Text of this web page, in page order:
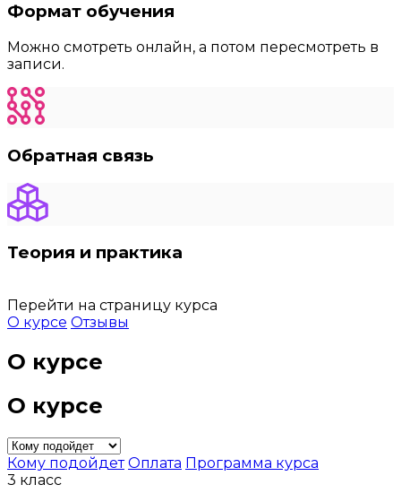
Формат обучения
Можно смотреть онлайн, а потом пересмотреть в
записи.
Обратная связь
Теория и практика
Перейти на страницу курса
О курсе Отзывы
О курсе
О курсе
Кому подойдет Оплата Программа курса
3 класс